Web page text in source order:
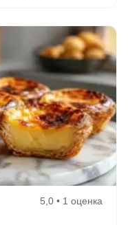
5,0 • 1 оценка